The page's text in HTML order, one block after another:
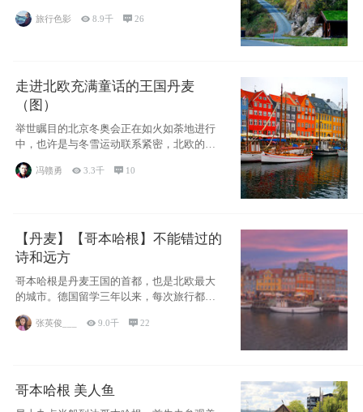
旅行色影 8.9千 26
走进北欧充满童话的王国丹麦
（图）
举世瞩目的北京冬奥会正在如火如荼地进行
中，也许是与冬雪运动联系紧密，北欧的一
些国家因
冯赣勇 3.3千  10
【丹麦】【哥本哈根】不能错过的
诗和远方
哥本哈根是丹麦王国的首都，也是北欧最大
的城市。德国留学三年以来，每次旅行都是
张英俊___ 9.0千 22
哥本哈根 美人鱼